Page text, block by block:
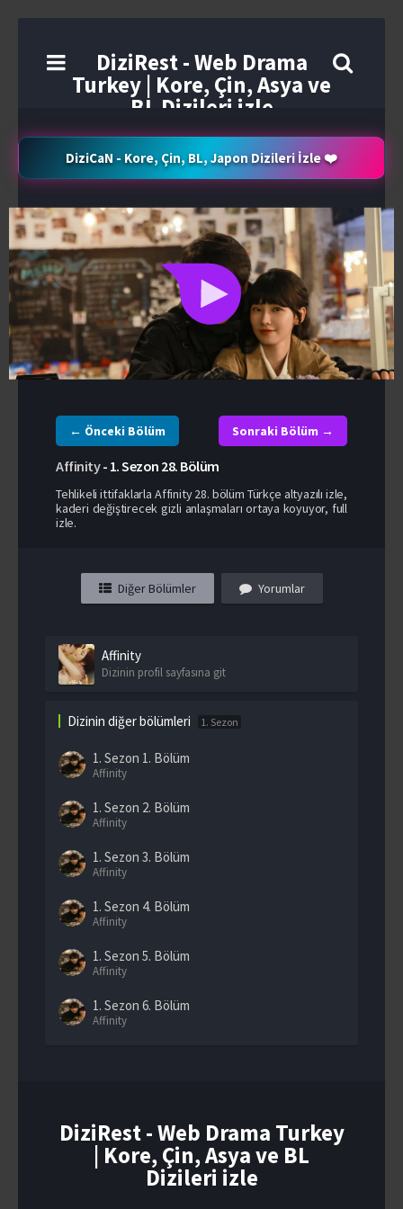
DiziRest - Web Drama
Turkey | Kore, Çin, Asya ve
BL Dizileri izle
DiziCaN - Kore, Çin, BL, Japon Dizileri İzle ❤️
← Önceki Bölüm Sonraki Bölüm →
Affinity- 1. Sezon 28. Bölüm
Tehlikeli ittifaklarla Affinity 28. bölüm Türkçe altyazılı izle,
kaderi değiştirecek gizli anlaşmaları ortaya koyuyor, full
izle.
Diğer Bölümler Yorumlar
Affinity
Dizinin profil sayfasına git
Dizinin diğer bölümleri 1. Sezon
1. Sezon 1. Bölüm
Affinity
1. Sezon 2. Bölüm
Affinity
1. Sezon 3. Bölüm
Affinity
1. Sezon 4. Bölüm
Affinity
1. Sezon 5. Bölüm
Affinity
1. Sezon 6. Bölüm
Affinity
1. Sezon9. Bölüm
Affinity
DiziRest - Web Drama Turkey
| Kore, Çin, Asya ve BL
Dizileri izle